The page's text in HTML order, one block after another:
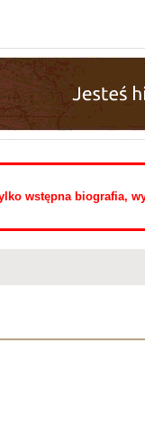
wstępna biografia,